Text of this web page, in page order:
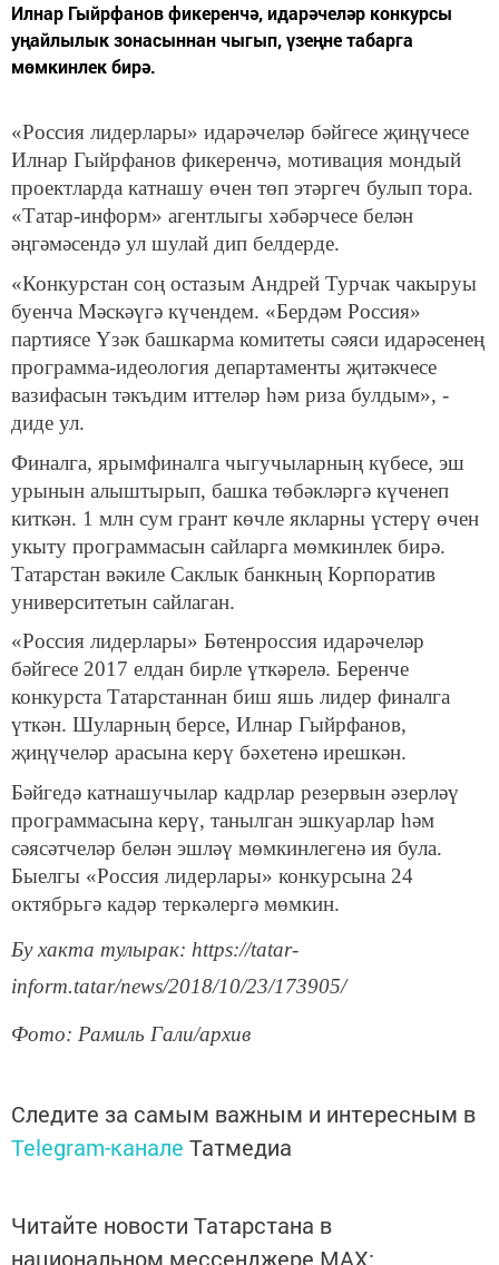
Илнар Гыйрфанов фикеренчә, идарәчеләр конкурсы
уңайлылык зонасыннан чыгып, үзеңне табарга
мөмкинлек бирә.
«Россия лидерлары» идарәчеләр бәйгесе җиңүчесе
Илнар Гыйрфанов фикеренчә, мотивация мондый
проектларда катнашу өчен төп этәргеч булып тора.
«Татар-информ» агентлыгы хәбәрчесе белән
әңгәмәсендә ул шулай дип белдерде.
«Конкурстан соң остазым Андрей Турчак чакыруы
буенча Мәскәүгә күчендем. «Бердәм Россия»
партиясе Үзәк башкарма комитеты сәяси идарәсенең
программа-идеология департаменты җитәкчесе
вазифасын тәкъдим иттеләр һәм риза булдым», -
диде ул.
Финалга, ярымфиналга чыгучыларның күбесе, эш
урынын алыштырып, башка төбәкләргә күченеп
киткән. 1 млн сум грант көчле якларны үстерү өчен
укыту программасын сайларга мөмкинлек бирә.
Татарстан вәкиле Саклык банкның Корпоратив
университетын сайлаган.
«Россия лидерлары» Бөтенроссия идарәчеләр
бәйгесе 2017 елдан бирле үткәрелә. Беренче
конкурста Татарстаннан биш яшь лидер финалга
үткән. Шуларның берсе, Илнар Гыйрфанов,
җиңүчеләр арасына керү бәхетенә ирешкән.
Бәйгедә катнашучылар кадрлар резервын әзерләү
программасына керү, танылган эшкуарлар һәм
сәясәтчеләр белән эшләү мөмкинлегенә ия була.
Быелгы «Россия лидерлары» конкурсына 24
октябрьгә кадәр теркәлергә мөмкин.
Бу хакта тулырак: https://tatar-
inform.tatar/news/2018/10/23/173905/
Фото: Рамиль Гали/архив
Следите за самым важным и интересным в
Telegram-канале Татмедиа
Читайте новости Татарстана в
национальном мессенджере MАХ: